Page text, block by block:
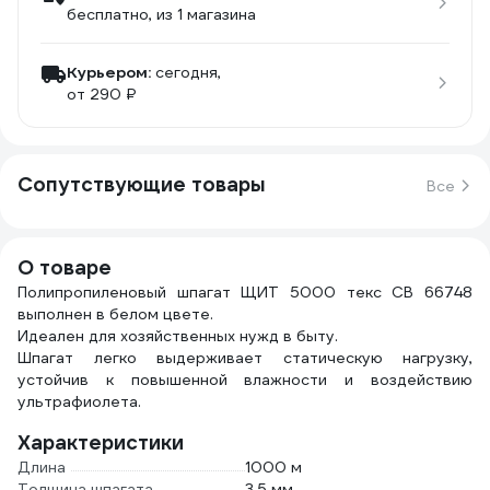
бесплатно, из 1 магазина
Курьером: сегодня,
от 290 ₽
Сопутствующие товары Все
О товаре
Полипропиленовый шпагат ЩИТ 5000 текс СВ 66748
выполнен в белом цвете.
Идеален для хозяйственных нужд в быту.
Шпагат легко выдерживает статическую нагрузку,
устойчив к повышенной влажности и воздействию
ультрафиолета.
Характеристики
Длина
1000 м